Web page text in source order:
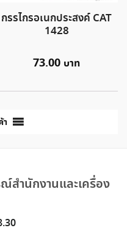
กรรไกรอเนกประสงค์ CAT
1428
73.00
สำนักงานและเครื่อง